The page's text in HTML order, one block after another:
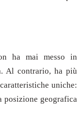
ha mai messo in
Al contrario, ha più
uniche:
geografica